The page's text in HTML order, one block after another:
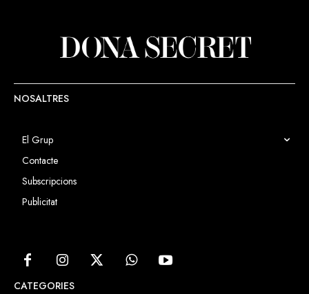
NOSALTRES
El Grup
Contacte
Subscripcions
Publicitat
CATEGORIES